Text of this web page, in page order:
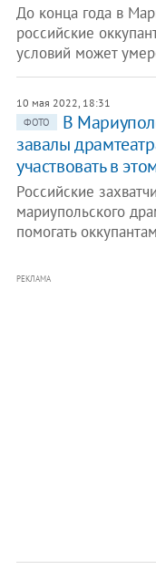
До конца года в
российские
условий может
10 мая 2022, 18:31
ФОТО
В
завалы
участвовать в
Российские
мариупольского
помогать
РЕКЛАМА